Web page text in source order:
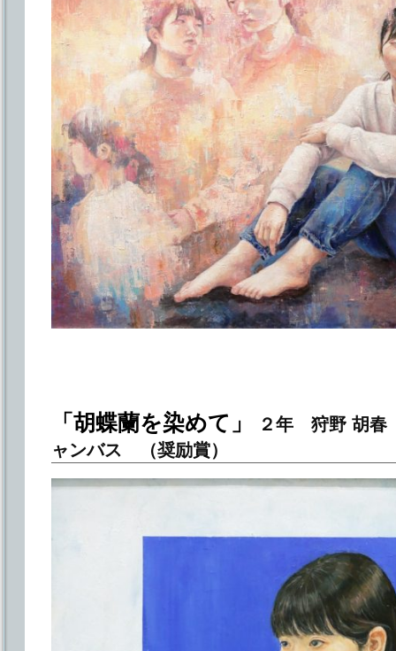
「胡蝶蘭を染めて」
２年 狩野 胡春
ャンバス （奨励賞）